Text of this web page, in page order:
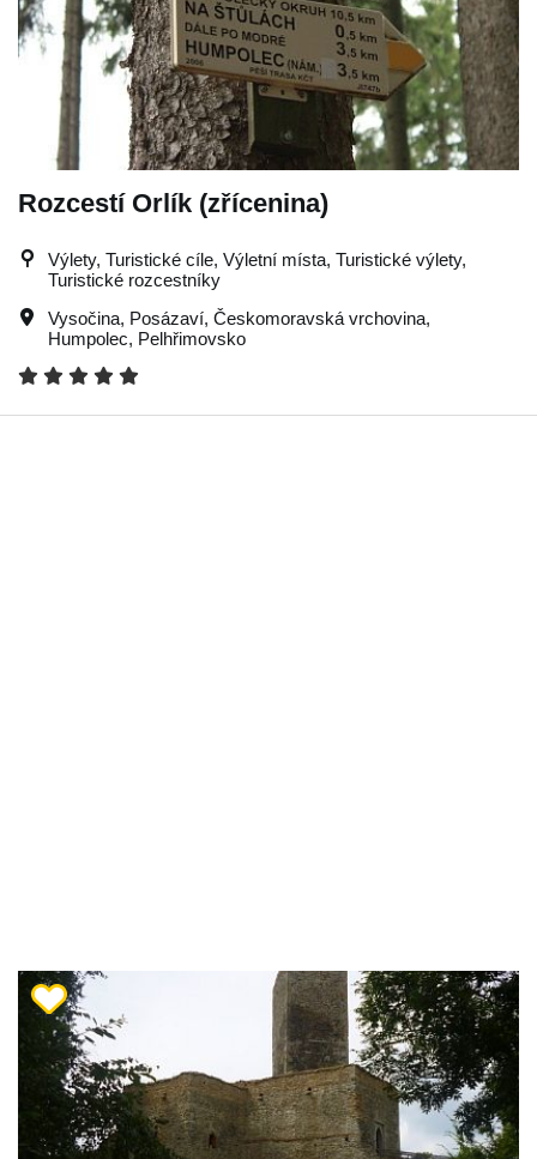
Rozcestí Orlík (zřícenina)
Výlety, Turistické cíle, Výletní místa, Turistické výlety,
Turistické rozcestníky
Vysočina, Posázaví, Českomoravská vrchovina,
Humpolec, Pelhřimovsko